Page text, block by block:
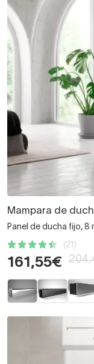
Mampara de
Panel de ducha fijo, 8
(21)
161,55€